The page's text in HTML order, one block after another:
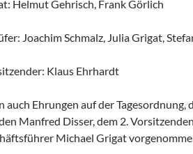
Helmut Gehrisch, Frank Görlich
Joachim Schmalz, Julia Grigat,
Klaus Ehrhardt
auch Ehrungen auf der Tagesordnung,
Manfred Disser, dem 2.
Michael Grigat